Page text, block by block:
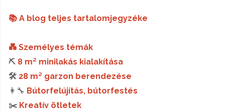
📚 A blog teljes tartalomjegyzéke
💑 Személyes témák
⛏️ 8 m² minilakás kialakítása
🛠️ 28 m² garzon berendezése
👩‍🔧 Bútorfelújítás, bútorfestés
✂️ Kreatív ötletek